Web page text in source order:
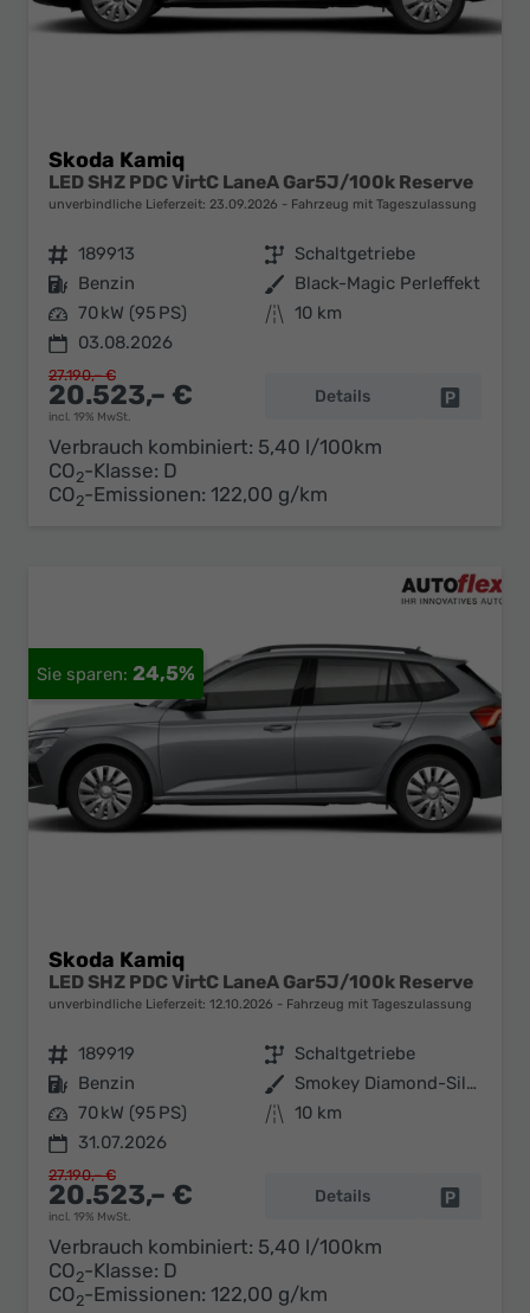
Skoda Kamiq
LED SHZ PDC VirtC LaneA Gar5J/100k Reserve
unverbindliche Lieferzeit: 23.09.2026 Fahrzeug mit Tageszulassung
Fahrzeugnr. 189913 Getriebe Schaltgetriebe
Kraftstoff Benzin Außenfarbe Black-Magic Perleffekt
Leistung 70 kW (95 PS) Kilometerstand 10 km
03.08.2026
20.523,– €
incl. 19% MwSt.
27.190,– €
Details
Verbrauch kombiniert: 5,40 l/100km
CO2-Klasse: D
CO2-Emissionen: 122,00 g/km
24,5%
Skoda Kamiq
LED SHZ PDC VirtC LaneA Gar5J/100k Reserve
unverbindliche Lieferzeit: 12.10.2026 Fahrzeug mit Tageszulassung
Fahrzeugnr. 189919 Getriebe Schaltgetriebe
Kraftstoff Benzin Außenfarbe
Smokey Diamond-Silber Metallic
Leistung 70 kW (95 PS) Kilometerstand 10 km
31.07.2026
20.523,– €
incl. 19% MwSt.
27.190,– €
Details
Verbrauch kombiniert: 5,40 l/100km
CO2-Klasse: D
CO2-Emissionen: 122,00 g/km